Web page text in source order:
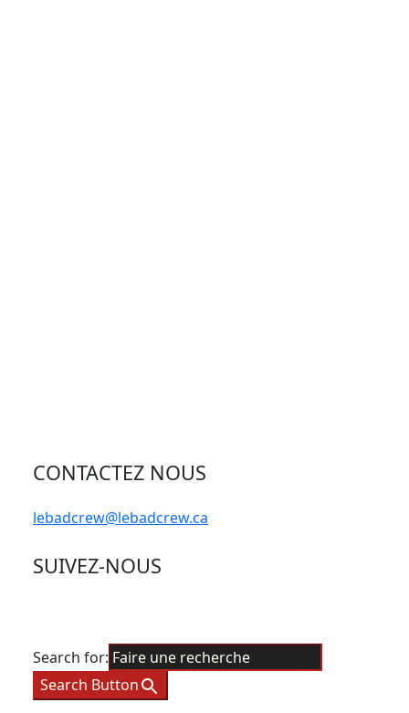
CONTACTEZ NOUS
lebadcrew@lebadcrew.ca
SUIVEZ-NOUS
Search for:
Search Button